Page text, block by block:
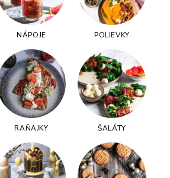
NÁPOJE POLIEVKY
RAŇAJKY ŠALÁTY